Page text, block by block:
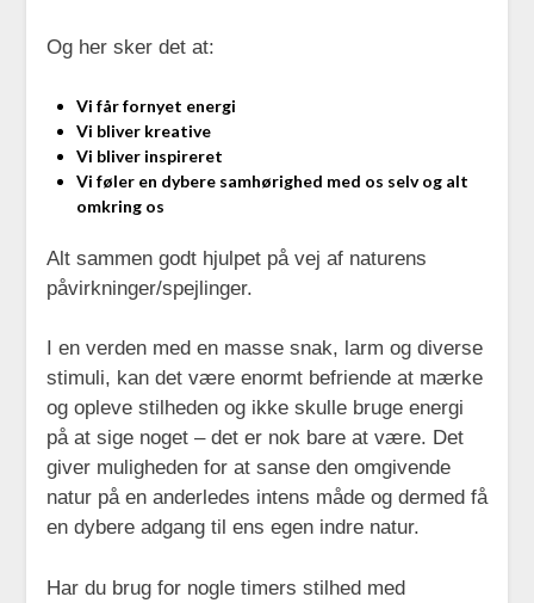
Og her sker det at:
Vi får fornyet energi
Vi bliver kreative
Vi bliver inspireret
Vi føler en dybere samhørighed med os selv og alt
omkring os
Alt sammen godt hjulpet på vej af naturens
påvirkninger/spejlinger.
I en verden med en masse snak, larm og diverse
stimuli, kan det være enormt befriende at mærke
og opleve stilheden og ikke skulle bruge energi
på at sige noget – det er nok bare at være. Det
giver muligheden for at sanse den omgivende
natur på en anderledes intens måde og dermed få
en dybere adgang til ens egen indre natur.
Har du brug for nogle timers stilhed med